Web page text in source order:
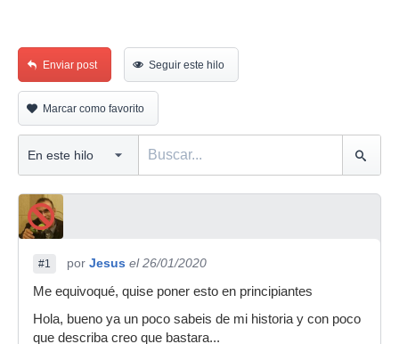
Enviar post Seguir este hilo
Marcar como favorito
#1 por Jesus el 26/01/2020
Me equivoqué, quise poner esto en principiantes
Hola, bueno ya un poco sabeis de mi historia y con poco
que describa creo que bastara...